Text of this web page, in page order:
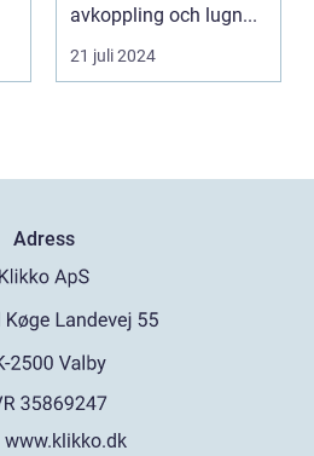
avkoppling och lugn...
21 juli 2024
Adress
www.klikko.dk